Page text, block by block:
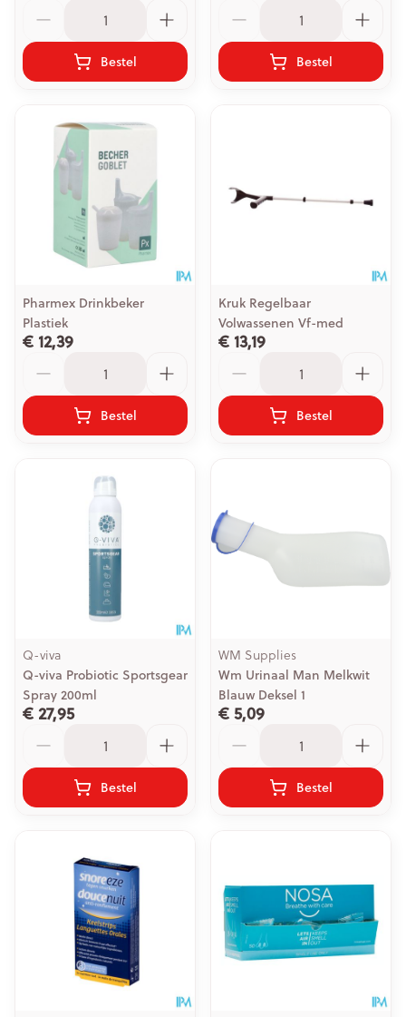
Bestel Bestel
Pharmex Drinkbeker
Plastiek
€ 12,39
Bestel
Kruk Regelbaar
Volwassenen Vf-med
€ 13,19
Bestel
Q-viva
Q-viva Probiotic Sportsgear
Spray 200ml
€ 27,95
Bestel
WM Supplies
Wm Urinaal Man Melkwit
Blauw Deksel 1
€ 5,09
Bestel